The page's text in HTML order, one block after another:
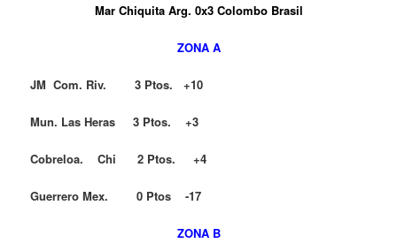
Mar Chiquita Arg. 0x3 Colombo Brasil
ZONA A
JM Com. Riv. 3 Ptos. +10
Mun. Las Heras 3 Ptos. +3
Cobreloa. Chi 2 Ptos. +4
Guerrero Mex. 0 Ptos -17
ZONA B